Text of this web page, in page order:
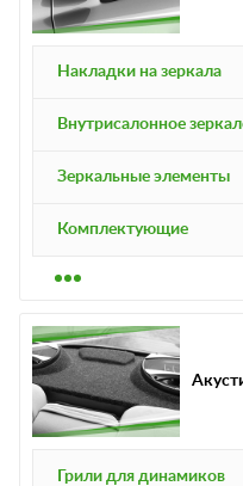
Накладки на зеркала
Внутрисалонное
Зеркальные элементы
Комплектующие
Грили для динамиков